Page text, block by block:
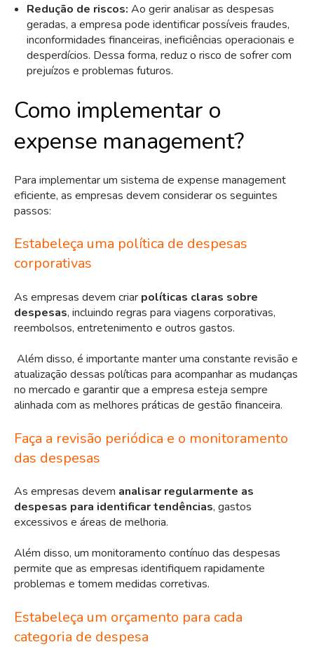
Redução de riscos: Ao gerir analisar as despesas
geradas, a empresa pode identificar possíveis fraudes,
inconformidades financeiras, ineficiências operacionais e
desperdícios. Dessa forma, reduz o risco de sofrer com
prejuízos e problemas futuros.
Como implementar o
expense management?
Para implementar um sistema de expense management
eficiente, as empresas devem considerar os seguintes
passos:
Estabeleça uma política de despesas
corporativas
As empresas devem criar políticas claras sobre
despesas, incluindo regras para viagens corporativas,
reembolsos, entretenimento e outros gastos.
Além disso, é importante manter uma constante revisão e
atualização dessas políticas para acompanhar as mudanças
no mercado e garantir que a empresa esteja sempre
alinhada com as melhores práticas de gestão financeira.
Faça a revisão periódica e o monitoramento
das despesas
As empresas devem analisar regularmente as
despesas para identificar tendências, gastos
excessivos e áreas de melhoria.
Além disso, um monitoramento contínuo das despesas
permite que as empresas identifiquem rapidamente
problemas e tomem medidas corretivas.
Estabeleça um orçamento para cada
categoria de despesa